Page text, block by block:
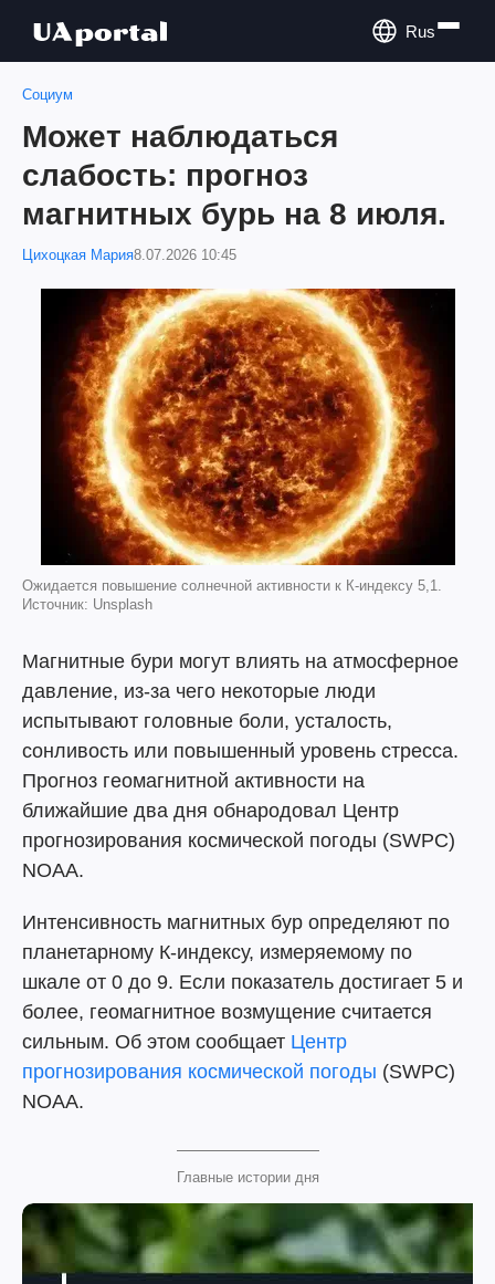
Rus
Социум
Может наблюдаться
слабость: прогноз
магнитных бурь на 8 июля.
Цихоцкая Мария8.07.2026 10:45
Ожидается повышение солнечной активности к К-индексу 5,1.
Источник: Unsplash
Магнитные бури могут влиять на атмосферное
давление, из-за чего некоторые люди
испытывают головные боли, усталость,
сонливость или повышенный уровень стресса.
Прогноз геомагнитной активности на
ближайшие два дня обнародовал Центр
прогнозирования космической погоды (SWPC)
NOAA.
Интенсивность магнитных бур определяют по
планетарному К-индексу, измеряемому по
шкале от 0 до 9. Если показатель достигает 5 и
более, геомагнитное возмущение считается
сильным. Об этом сообщает Центр
прогнозирования космической погоды (SWPC)
NOAA.
Главные истории дня